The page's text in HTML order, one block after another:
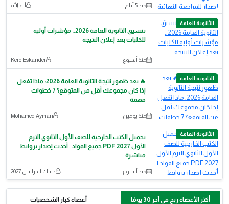
منذ 5 أيام آية الله
الثانوية العامة
تنسيق الثانوية العامة 2026.. مؤشرات أولية
للكليات بعد إعلان النتيجة
منذ أسبوع Kero Eskander
الثانوية العامة
🔥 بعد ظهور نتيجة الثانوية العامة 2026: ماذا تفعل
إذا كان مجموعك أقل من المتوقع؟ 7 خطوات
مهمة
منذ يومين Mohamed Ayman
الثانوية العامة
تحميل الكتب الخارجية للصف الأول الثانوي الترم
الأول 2027 PDF جميع المواد | أحدث إصدار بروابط
مباشرة
منذ أسبوع دليلك الدراسي 2027
أكثر الأعضاء ربح في آخر 30 يومًا أعضاء كبار الشخصيات